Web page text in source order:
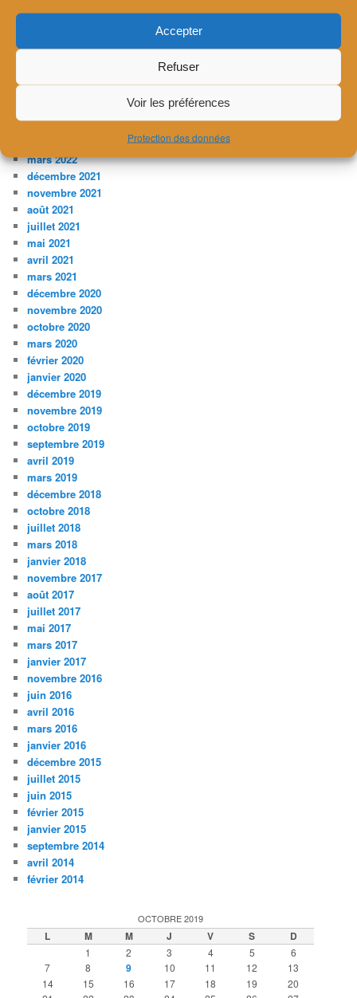
Accepter
Refuser
Voir les préférences
Protection des données
août 2022
mars 2022
décembre 2021
novembre 2021
août 2021
juillet 2021
mai 2021
avril 2021
mars 2021
décembre 2020
novembre 2020
octobre 2020
mars 2020
février 2020
janvier 2020
décembre 2019
novembre 2019
octobre 2019
septembre 2019
avril 2019
mars 2019
décembre 2018
octobre 2018
juillet 2018
mars 2018
janvier 2018
novembre 2017
août 2017
juillet 2017
mai 2017
mars 2017
janvier 2017
novembre 2016
juin 2016
avril 2016
mars 2016
janvier 2016
décembre 2015
juillet 2015
juin 2015
février 2015
janvier 2015
septembre 2014
avril 2014
février 2014
OCTOBRE 2019
L M M J V S D
1 2 3 4 5
6
7
8 9 10 11 12
13
14
15 16 17 18 19
20